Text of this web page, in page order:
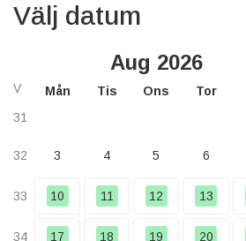
Välj datum
Aug 2026
V Mån Tis Ons Tor
31
32 3 4 5 6
33 10 11 12 13
34 17 18 19 20